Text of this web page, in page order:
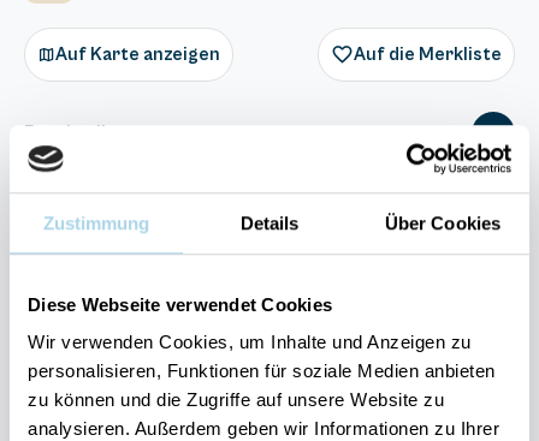
Zustimmung Details Über Cookies
Diese Webseite verwendet Cookies
Wir verwenden Cookies, um Inhalte und Anzeigen zu
personalisieren, Funktionen für soziale Medien anbieten
zu können und die Zugriffe auf unsere Website zu
analysieren. Außerdem geben wir Informationen zu Ihrer
Auf Karte anzeigen Auf die Merkliste
Beschreibung
Ausstattung
22 Bewertungen
Ihre Vorteile auf einen Blick: